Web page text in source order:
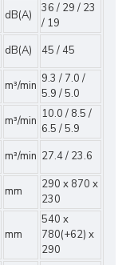
dB(A)
36 / 29 / 23
/ 19
dB(A) 45 / 45
m³/min 9.3 / 7.0 /
5.9 / 5.0
m³/min 10.0 / 8.5 /
6.5 / 5.9
m³/min 27.4 / 23.6
mm
290 x 870 x
230
mm
540 x
780(+62) x
290